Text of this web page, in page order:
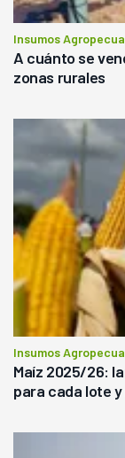
Insumos
A cuánto se
zonas rurales
Insumos
Maíz 2025/26:
para cada lote